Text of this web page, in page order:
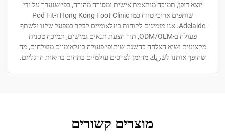
תמיכה מותאמת אישית ומסירה מהירה, כפי שנערך על ידי
שותפים ארוכי טווח כמו Hong Kong Foot Clinic ו-Pod Fit
Adelaide. אנו מזמינים לקוחות בינלאומיים לבקר במפעל שלנו ולשתף
פעולה ב-ODM/OEM, תוך הצעת תנאים גמישים, תמיכה טכנית
ושיא הצלחה בהשגת שיתופי פעולה בינלאומיים מוצלחים, מה
לשريك מהימן לצרכים עולמיים בתחום בריאות הרגליים.
מוצרים קשורים